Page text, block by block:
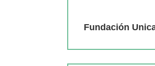
Fundación